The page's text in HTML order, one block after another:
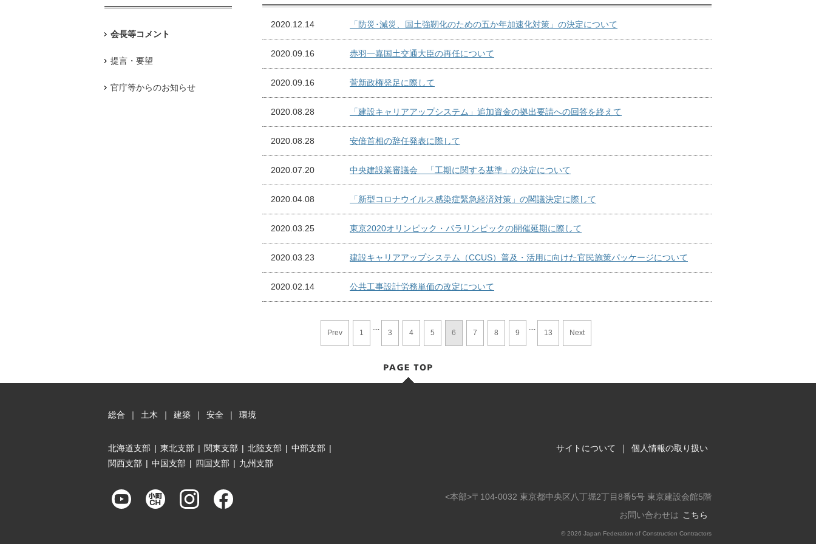
2020.12.14 「防災･減災、国土強靭化のための五か年加速化対策」の決定について
2020.09.16 赤羽一嘉国土交通大臣の再任について
2020.09.16 菅新政権発足に際して
2020.08.28 「建設キャリアアップシステム」追加資金の拠出要請への回答を終えて
2020.08.28 安倍首相の辞任発表に際して
2020.07.20 中央建設業審議会 「工期に関する基準」の決定について
2020.04.08 「新型コロナウイルス感染症緊急経済対策」の閣議決定に際して
2020.03.25 東京2020オリンピック・パラリンピックの開催延期に際して
2020.03.23 建設キャリアアップシステム（CCUS）普及・活用に向けた官民施策パッケージについて
2020.02.14 公共工事設計労務単価の改定について
Prev 1
....
3 4 5 6 7 8 9
....
13 Next
会長等コメント
提言・要望
官庁等からのお知らせ
総合 ｜ 土木 ｜ 建築 ｜ 安全 ｜ 環境
サイトについて ｜ 個人情報の取り扱い
北海道支部 | 東北支部 | 関東支部 | 北陸支部 | 中部支部 |
関西支部 | 中国支部 | 四国支部 | 九州支部
<本部>〒104-0032 東京都中央区八丁堀2丁目8番5号 東京建設会館5階
お問い合わせは こちら
© 2026 Japan Federation of Construction Contractors